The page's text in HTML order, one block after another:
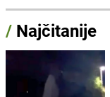
/ Najčitanije